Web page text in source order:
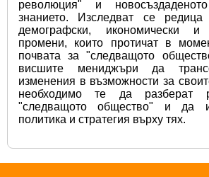
революция" и
знанието. Изследват се редица
демографски, икономически и
промени, които протичат в
почвата за "следващото
висшите мениджъри да
изменения в възможности за
необходимо те да разберат
"следващото общество" и да
политика и стратегия върху тях.